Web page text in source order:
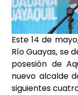
Este 14 de
Río Guayas, se
posesión de
nuevo alcalde
siguientes